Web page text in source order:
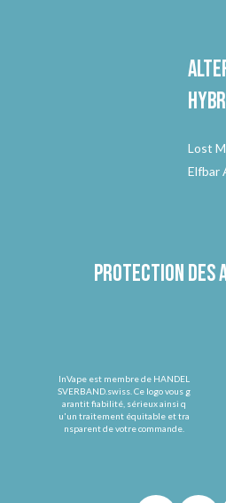
Lost
Elfbar
Protection des
InVape est membre de HANDEL
SVERBAND.swiss. Ce logo vous g
arantit fiabilité, sérieux ainsi q
u'un traitement équitable et tra
nsparent de votre commande.